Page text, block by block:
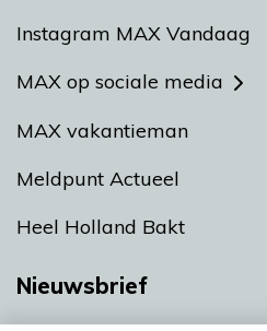
Instagram MAX Vandaag
MAX op sociale media
MAX vakantieman
Meldpunt Actueel
Heel Holland Bakt
Nieuwsbrief